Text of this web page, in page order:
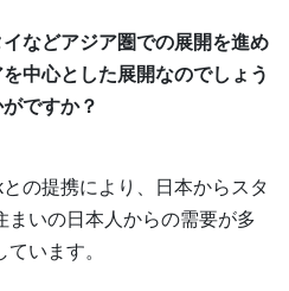
などアジア圏での展開を進め
中心とした展開なのでしょう
ですか？
の提携により、日本からスタ
まいの日本人からの需要が多
います。